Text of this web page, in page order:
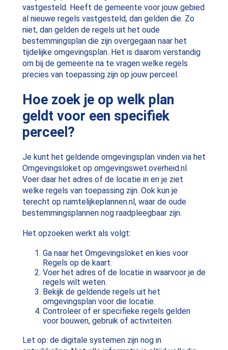
vastgesteld. Heeft de gemeente voor jouw gebied
al nieuwe regels vastgesteld, dan gelden die. Zo
niet, dan gelden de regels uit het oude
bestemmingsplan die zijn overgegaan naar het
tijdelijke omgevingsplan. Het is daarom verstandig
om bij de gemeente na te vragen welke regels
precies van toepassing zijn op jouw perceel.
Hoe zoek je op welk plan
geldt voor een specifiek
perceel?
Je kunt het geldende omgevingsplan vinden via het
Omgevingsloket op omgevingswet.overheid.nl.
Voer daar het adres of de locatie in en je ziet
welke regels van toepassing zijn. Ook kun je
terecht op ruimtelijkeplannen.nl, waar de oude
bestemmingsplannen nog raadpleegbaar zijn.
Het opzoeken werkt als volgt:
Ga naar het Omgevingsloket en kies voor
Regels op de kaart.
Voer het adres of de locatie in waarvoor je de
regels wilt weten.
Bekijk de geldende regels uit het
omgevingsplan voor die locatie.
Controleer of er specifieke regels gelden
voor bouwen, gebruik of activiteiten.
Let op: de digitale systemen zijn nog in